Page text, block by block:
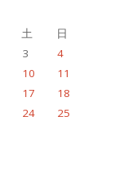
土
日
3
4
10
11
17
18
24
25